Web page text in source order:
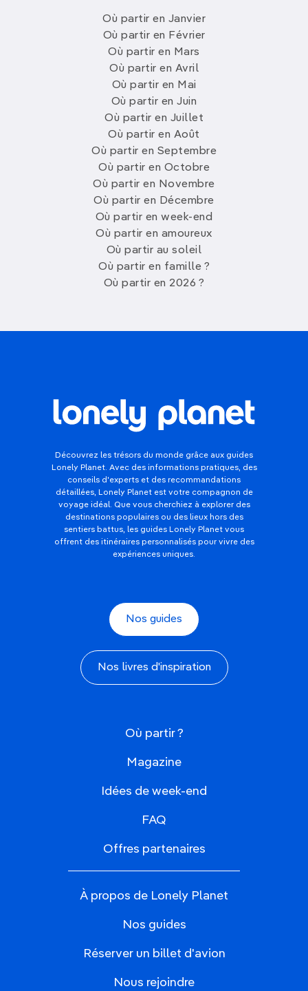
Où partir en Janvier
Où partir en Février
Où partir en Mars
Où partir en Avril
Où partir en Mai
Où partir en Juin
Où partir en Juillet
Où partir en Août
Où partir en Septembre
Où partir en Octobre
Où partir en Novembre
Où partir en Décembre
Où partir en week-end
Où partir en amoureux
Où partir au soleil
Où partir en famille ?
Où partir en 2026 ?
Découvrez les trésors du monde grâce aux guides
Lonely Planet. Avec des informations pratiques, des
conseils d'experts et des recommandations
détaillées, Lonely Planet est votre compagnon de
voyage idéal. Que vous cherchiez à explorer des
destinations populaires ou des lieux hors des
sentiers battus, les guides Lonely Planet vous
offrent des itinéraires personnalisés pour vivre des
expériences uniques.
Nos guides
Nos livres d'inspiration
Où partir ?
Magazine
Idées de week-end
FAQ
Offres partenaires
À propos de Lonely Planet
Nos guides
Réserver un billet d'avion
Nous rejoindre